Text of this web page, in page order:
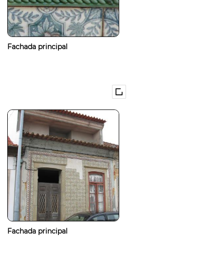
Fachada principal
Fachada principal